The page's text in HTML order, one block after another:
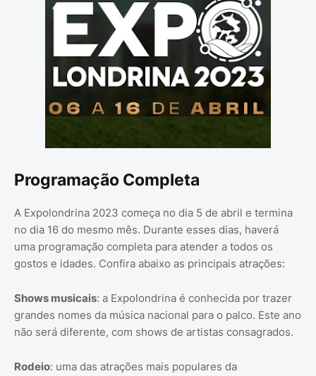
Programação Completa
A Expolondrina 2023 começa no dia 5 de abril e termina
no dia 16 do mesmo mês. Durante esses dias, haverá
uma programação completa para atender a todos os
gostos e idades. Confira abaixo as principais atrações:
Shows musicais: a Expolondrina é conhecida por trazer
grandes nomes da música nacional para o palco. Este ano
não será diferente, com shows de artistas consagrados.
Rodeio: uma das atrações mais populares da